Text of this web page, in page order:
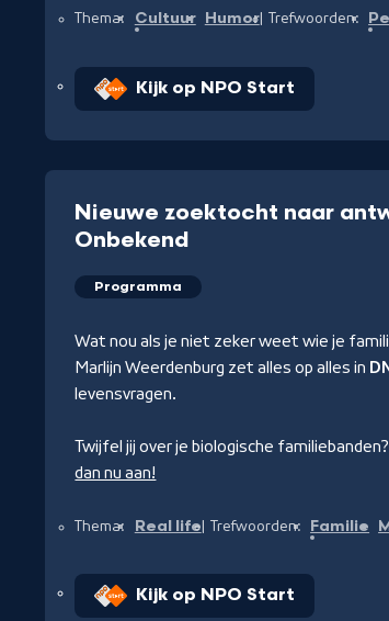
Thema: Cultuur Humor Trefwoorden:
Kijk op NPO Start
Nieuwe zoektocht naar
Onbekend
Programma
Wat nou als je niet zeker weet wie je
Marlijn Weerdenburg zet alles op alles in
levensvragen.
Twijfel jij over je biologische
dan nu aan!
Thema: Real life Trefwoorden: Familie
Kijk op NPO Start